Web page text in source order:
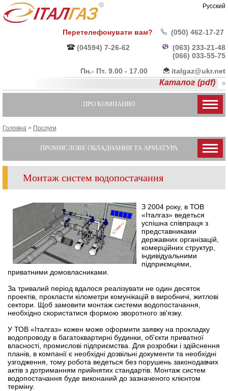
Русский
Перетелефонувати вам?
(050) 462-17-27
(04594) 7-26-62
(063) 233-21-48
(066) 033-55-75
Пн.- Пт. 9.00 - 17.00
italgaz@ukr.net
Каталог (pdf)
ПРО КОМПАНІЮ
Головна > Послуги
ПРОМИСЛОВЕ ОБЛАДНАННЯ ТА АРМАТУРА
Монтаж систем водопостачання
З 2004 року, в ТОВ
«Італгаз» ведеться
успішна співпраця з
представниками
державних організацій,
комерційних структур,
індивідуальними
підприємцями,
приватними домовласниками.
За тривалий період вдалося реалізувати не один десяток
проектів, прокласти кілометри комунікацій в виробничі, житлові
сектори. Щоб замовити монтаж системи водопостачання,
необхідно скористатися формою зворотного зв'язку.
У ТОВ «Італгаз» кожен може оформити заявку на прокладку
водопроводу в багатоквартирні будинки, об'єкти приватної
власності, промислові підприємства. Для розробки і здійснення
планів, в компанії є необхідні дозвільні документи та необхідні
узгодження, тому робота ведеться без порушень законодавчих
актів з дотриманням прийнятих стандартів. Монтаж систем
водопостачання буде виконаний до зазначеного клієнтом
терміну.